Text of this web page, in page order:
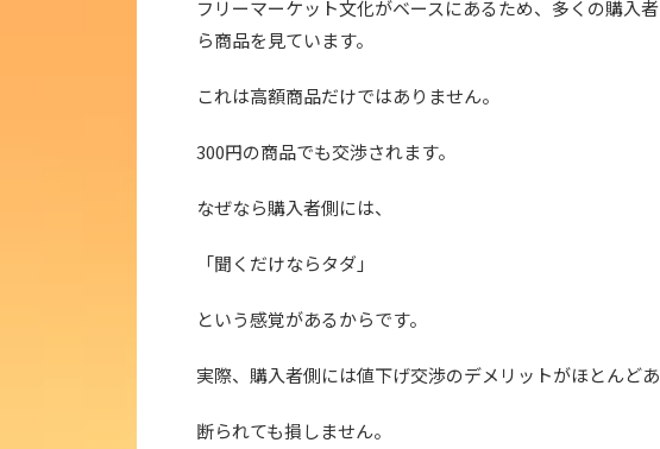
フリーマーケット文化がベースにあるため、多くの購入
ら商品を見ています。
これは高額商品だけではありません。
300円の商品でも交渉されます。
なぜなら購入者側には、
「聞くだけならタダ」
という感覚があるからです。
実際、購入者側には値下げ交渉のデメリットがほとんどあ
断られても損しません。